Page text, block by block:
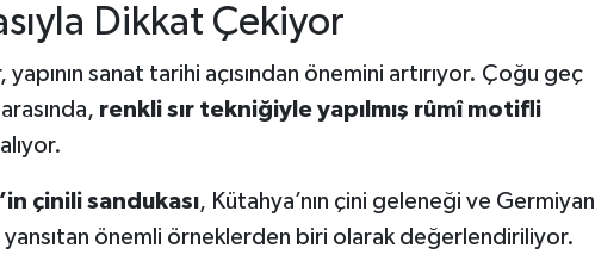
Dikkat Çekiyor
sanat tarihi açısından önemini artırıyor. Çoğu geç
renkli sır tekniğiyle yapılmış rûmî motifli
çinili sandukası, Kütahya’nın çini geleneği ve Germiyan
yansıtan önemli örneklerden biri olarak değerlendiriliyor.